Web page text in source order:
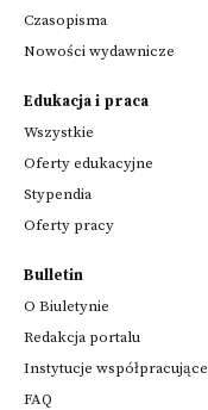
Czasopisma
Nowości wydawnicze
Edukacja i praca
Wszystkie
Oferty edukacyjne
Stypendia
Oferty pracy
Bulletin
O Biuletynie
Redakcja portalu
Instytucje współpracujące
FAQ